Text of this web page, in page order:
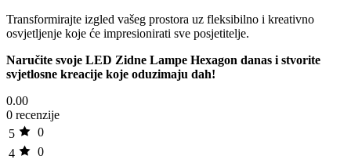
Transformirajte izgled vašeg prostora uz fleksibilno i kreativno
osvjetljenje koje će impresionirati sve posjetitelje.
Naručite svoje LED Zidne Lampe Hexagon danas i stvorite
svjetlosne kreacije koje oduzimaju dah!
0.00
0 recenzije
5
0
4
0